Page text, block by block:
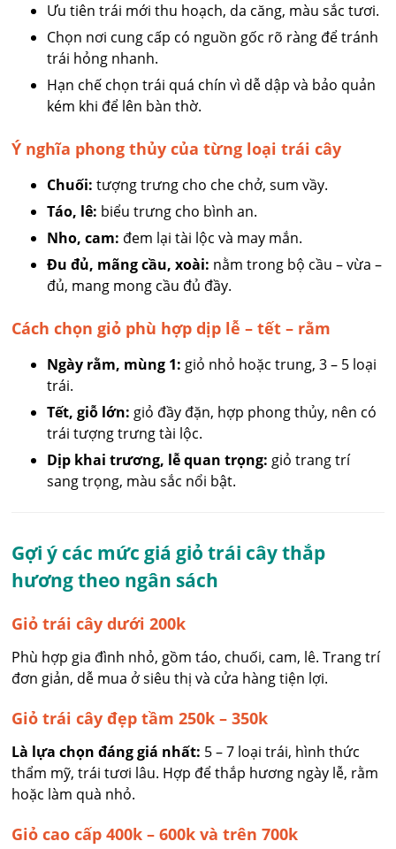
Ưu tiên trái mới thu hoạch, da căng, màu sắc tươi.
Chọn nơi cung cấp có nguồn gốc rõ ràng để tránh
trái hỏng nhanh.
Hạn chế chọn trái quá chín vì dễ dập và bảo quản
kém khi để lên bàn thờ.
Ý nghĩa phong thủy của từng loại trái cây
Chuối: tượng trưng cho che chở, sum vầy.
Táo, lê: biểu trưng cho bình an.
Nho, cam: đem lại tài lộc và may mắn.
Đu đủ, mãng cầu, xoài: nằm trong bộ cầu – vừa –
đủ, mang mong cầu đủ đầy.
Cách chọn giỏ phù hợp dịp lễ – tết – rằm
Ngày rằm, mùng 1: giỏ nhỏ hoặc trung, 3 – 5 loại
trái.
Tết, giỗ lớn: giỏ đầy đặn, hợp phong thủy, nên có
trái tượng trưng tài lộc.
Dịp khai trương, lễ quan trọng: giỏ trang trí
sang trọng, màu sắc nổi bật.
Gợi ý các mức giá giỏ trái cây thắp
hương theo ngân sách
Giỏ trái cây dưới 200k
Phù hợp gia đình nhỏ, gồm táo, chuối, cam, lê. Trang trí
đơn giản, dễ mua ở siêu thị và cửa hàng tiện lợi.
Giỏ trái cây đẹp tầm 250k – 350k
Là lựa chọn đáng giá nhất: 5 – 7 loại trái, hình thức
thẩm mỹ, trái tươi lâu. Hợp để thắp hương ngày lễ, rằm
hoặc làm quà nhỏ.
Giỏ cao cấp 400k – 600k và trên 700k